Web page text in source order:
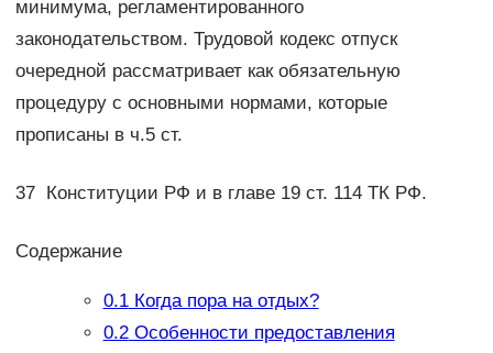
минимума, регламентированного
законодательством. Трудовой кодекс отпуск
очередной рассматривает как обязательную
процедуру с основными нормами, которые
прописаны в ч.5 ст.
37 Конституции РФ и в главе 19 ст. 114 ТК РФ.
Содержание
0.1Когда пора на отдых?
0.2Особенности предоставления